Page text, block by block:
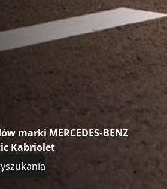
marki MERCEDES-BENZ
Kabriolet